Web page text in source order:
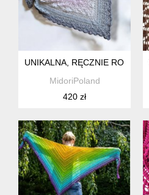
UNIKALNA, RĘCZNIE
MidoriPoland
420 zł